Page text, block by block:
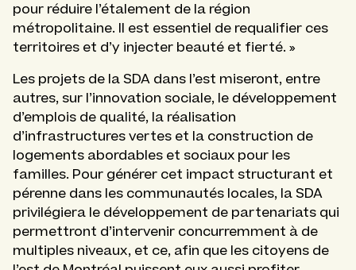
pour réduire l’étalement de la région
métropolitaine. Il est essentiel de requalifier ces
territoires et d’y injecter beauté et fierté. »
Les projets de la SDA dans l’est miseront, entre
autres, sur l’innovation sociale, le développement
d’emplois de qualité, la réalisation
d’infrastructures vertes et la construction de
logements abordables et sociaux pour les
familles. Pour générer cet impact structurant et
pérenne dans les communautés locales, la SDA
privilégiera le développement de partenariats qui
permettront d’intervenir concurremment à de
multiples niveaux, et ce, afin que les citoyens de